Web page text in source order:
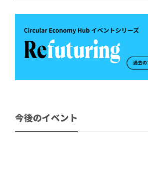
今後のイベント